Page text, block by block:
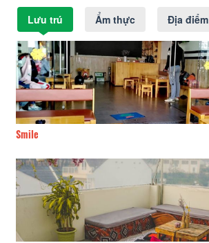
Lưu trú Ẩm thực Địa điểm
Smile